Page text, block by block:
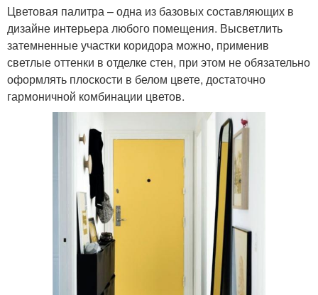
Цветовая палитра – одна из базовых составляющих в
дизайне интерьера любого помещения. Высветлить
затемненные участки коридора можно, применив
светлые оттенки в отделке стен, при этом не обязательно
оформлять плоскости в белом цвете, достаточно
гармоничной комбинации цветов.